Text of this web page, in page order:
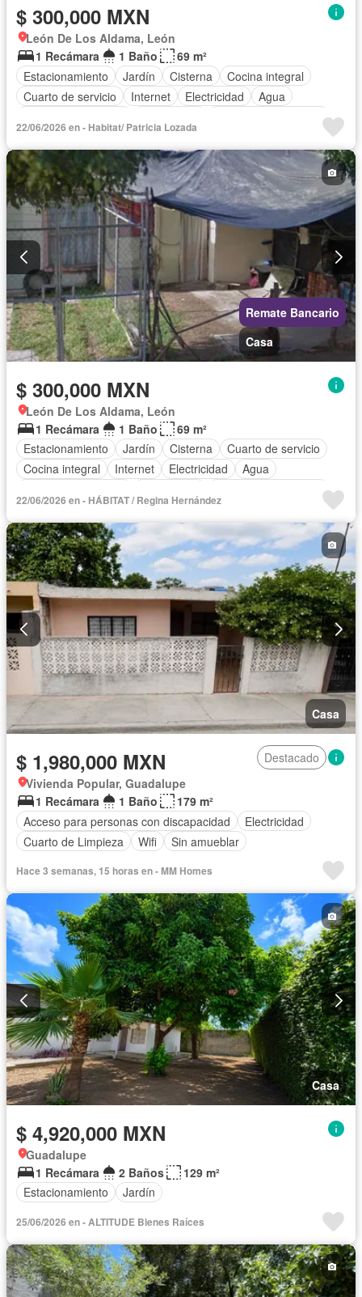
$ 300,000 MXN
León De Los Aldama, León
1 Recámara
1 Baño
69 m²
Estacionamiento
Jardín Cisterna
Cocina integral
Cuarto de servicio
Internet Electricidad
Agua
Wifi
Permite mascotas
Permite niños
Parcialmente amueblado
22/06/2026 en - Habitat/ Patricia Lozada
Remate Bancario
Casa
$ 300,000 MXN
León De Los Aldama, León
1 Recámara
1 Baño
69 m²
Estacionamiento
Jardín Cisterna
Cuarto de servicio
Cocina integral
Internet Electricidad
Agua
Wifi
Permite niños
Permite mascotas
Parcialmente amueblado
22/06/2026 en - HÁBITAT / Regina Hernández
Casa
$ 1,980,000 MXN
Destacado
Vivienda Popular, Guadalupe
1 Recámara
1 Baño
179 m²
Acceso para personas con discapacidad
Electricidad
Cuarto de Limpieza
Wifi Sin amueblar
Hace 3 semanas, 15 horas en - MM Homes
Casa
$ 4,920,000 MXN
Guadalupe
1 Recámara
2 Baños
129 m²
Estacionamiento
Jardín
25/06/2026 en - ALTITUDE Bienes Raíces